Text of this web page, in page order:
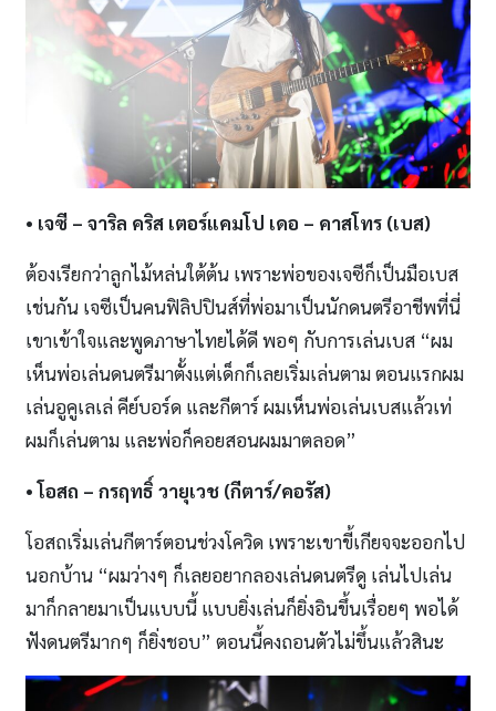
• เจซี – จาริล คริส เตอร์แคมโป เดอ – คาสโทร (เบส)
ต้องเรียกว่าลูกไม้หล่นใต้ต้น เพราะพ่อของเจซีก็เป็นมือเบส
เช่นกัน เจซีเป็นคนฟิลิปปินส์ที่พ่อมาเป็นนักดนตรีอาชีพที่นี่
เขาเข้าใจและพูดภาษาไทยได้ดี พอๆ กับการเล่นเบส “ผม
เห็นพ่อเล่นดนตรีมาตั้งแต่เด็กก็เลยเริ่มเล่นตาม ตอนแรกผม
เล่นอูคูเลเล่ คีย์บอร์ด และกีตาร์ ผมเห็นพ่อเล่นเบสแล้วเท่
ผมก็เล่นตาม และพ่อก็คอยสอนผมมาตลอด”
• โอสถ – กรฤทธิ์ วายุเวช (กีตาร์/คอรัส)
โอสถเริ่มเล่นกีตาร์ตอนช่วงโควิด เพราะเขาขี้เกียจจะออกไป
นอกบ้าน “ผมว่างๆ ก็เลยอยากลองเล่นดนตรีดู เล่นไปเล่น
มาก็กลายมาเป็นแบบนี้ แบบยิ่งเล่นก็ยิ่งอินขึ้นเรื่อยๆ พอได้
ฟังดนตรีมากๆ ก็ยิ่งชอบ” ตอนนี้คงถอนตัวไม่ขึ้นแล้วสินะ